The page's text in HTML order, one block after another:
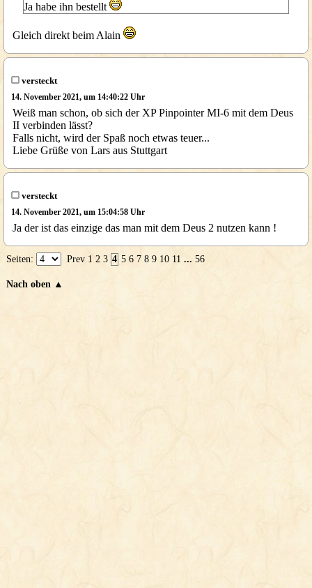
Ja habe ihn bestellt
Gleich direkt beim Alain
versteckt
14. November 2021, um 14:40:22 Uhr
Weiß man schon, ob sich der XP Pinpointer MI-6 mit dem Deus
II verbinden lässt?
Falls nicht, wird der Spaß noch etwas teuer...
Liebe Grüße von Lars aus Stuttgart
versteckt
14. November 2021, um 15:04:58 Uhr
Ja der ist das einzige das man mit dem Deus 2 nutzen kann !
Seiten: Prev 1 2 3 4 5 6 7 8 9 10 11 ... 56
Nach oben ▲